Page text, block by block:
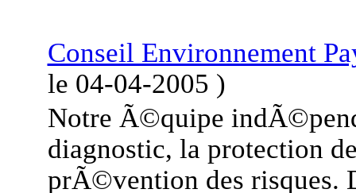
Conseil Environnement
le 04-04-2005 )
Notre Ã©quipe
diagnostic, la protection
prÃ©vention des risques.